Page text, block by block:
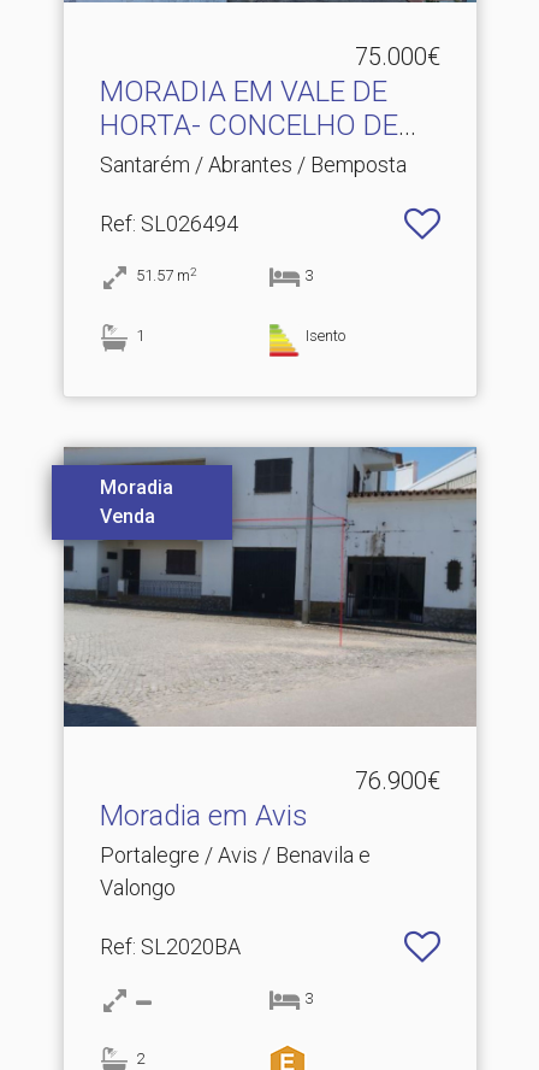
75.000€
MORADIA EM VALE DE
HORTA- CONCELHO DE
ABRANTE.​..
Santarém / Abrantes / Bemposta
Ref: SL026494
51.57 m2 3
1 Isento
Moradia
Venda
76.900€
Moradia em Avis
Portalegre / Avis / Benavila e
Valongo
Ref: SL2020BA
3
2